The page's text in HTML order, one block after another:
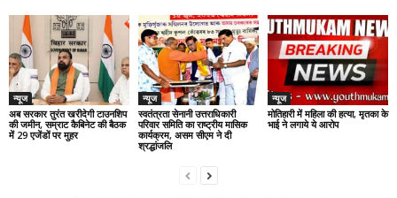
न्यूज
अब सरकार तुरंत खरीदेगी टाउनशिप
की जमीन, सम्राट कैबिनेट की बैठक
में 29 एजेंडों पर मुहर
न्यूज
स्वतंत्रता सेनानी उत्तराधिकारी
परिवार समिति का राष्ट्रीय मासिक
कार्यक्रम, असम सीएम ने दी
श्रद्धांजलि
न्यूज
मोतिहारी में महिला की हत्या, मृतका के
भाई ने लगाये ये आरोप